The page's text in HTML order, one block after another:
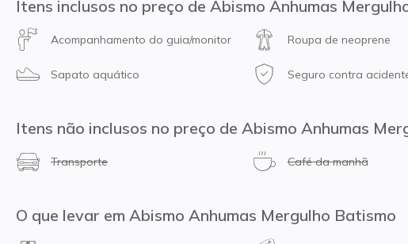
Itens inclusos no preço de Abismo Anhumas
Acompanhamento do guia/monitor Roupa de neoprene
Sapato aquático Seguro contra
Itens não inclusos no preço de Abismo Anhumas
Transporte Café da manhã
O que levar em Abismo Anhumas Mergulho Batismo